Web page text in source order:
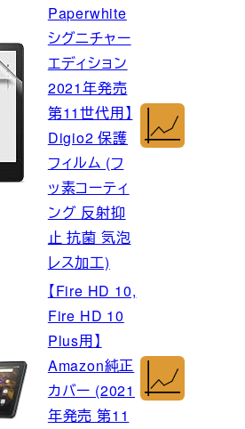
Paperwhite
シグニチャー
エディション
2021年発売
第11世代用】
Digio2 保護
フィルム (フ
ッ素コーティ
ング 反射抑
止 抗菌 気泡
レス加工)
【Fire HD 10,
Fire HD 10
Plus用】
Amazon純正
カバー (2021
年発売 第11